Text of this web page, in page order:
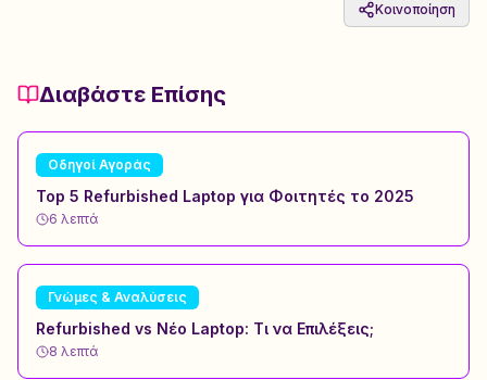
Κοινοποίηση
Διαβάστε Επίσης
Οδηγοί Αγοράς
Top 5 Refurbished Laptop για Φοιτητές το 2025
6 λεπτά
Γνώμες & Αναλύσεις
Refurbished vs Νέο Laptop: Τι να Επιλέξεις;
8 λεπτά